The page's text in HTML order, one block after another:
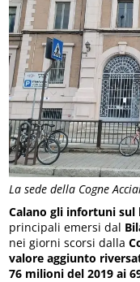
La sede della Cogne
Calano gli infortuni sul
principali emersi dal
nei giorni scorsi dalla
valore aggiunto
76 milioni del 2019 ai